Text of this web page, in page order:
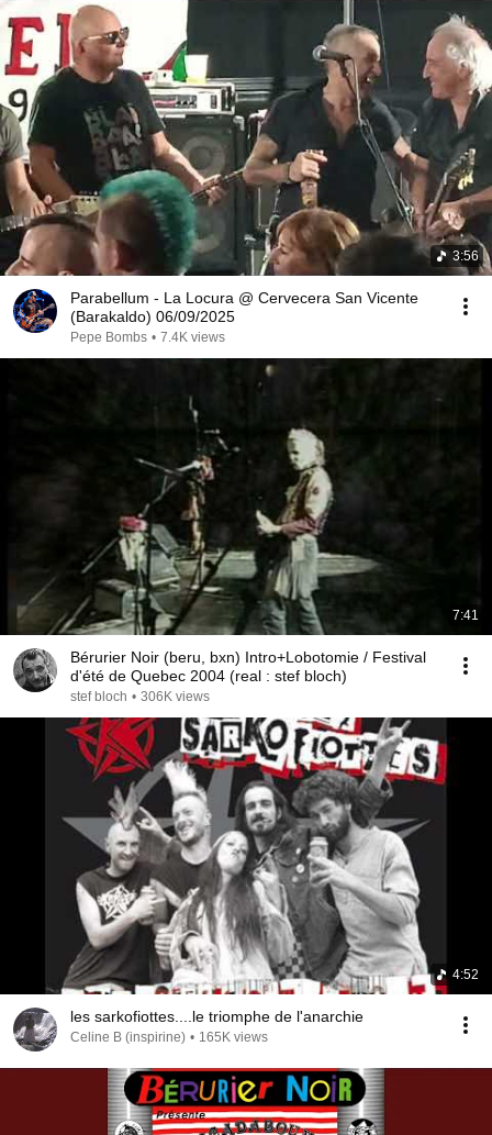
3:56
Parabellum - La Locura @ Cervecera San Vicente
(Barakaldo) 06/09/2025
Pepe Bombs • 7.4K views
7:41
Bérurier Noir (beru, bxn) Intro+Lobotomie / Festival
d'été de Quebec 2004 (real : stef bloch)
stef bloch • 306K views
4:52
les sarkofiottes....le triomphe de l'anarchie
Celine B (inspirine) • 165K views